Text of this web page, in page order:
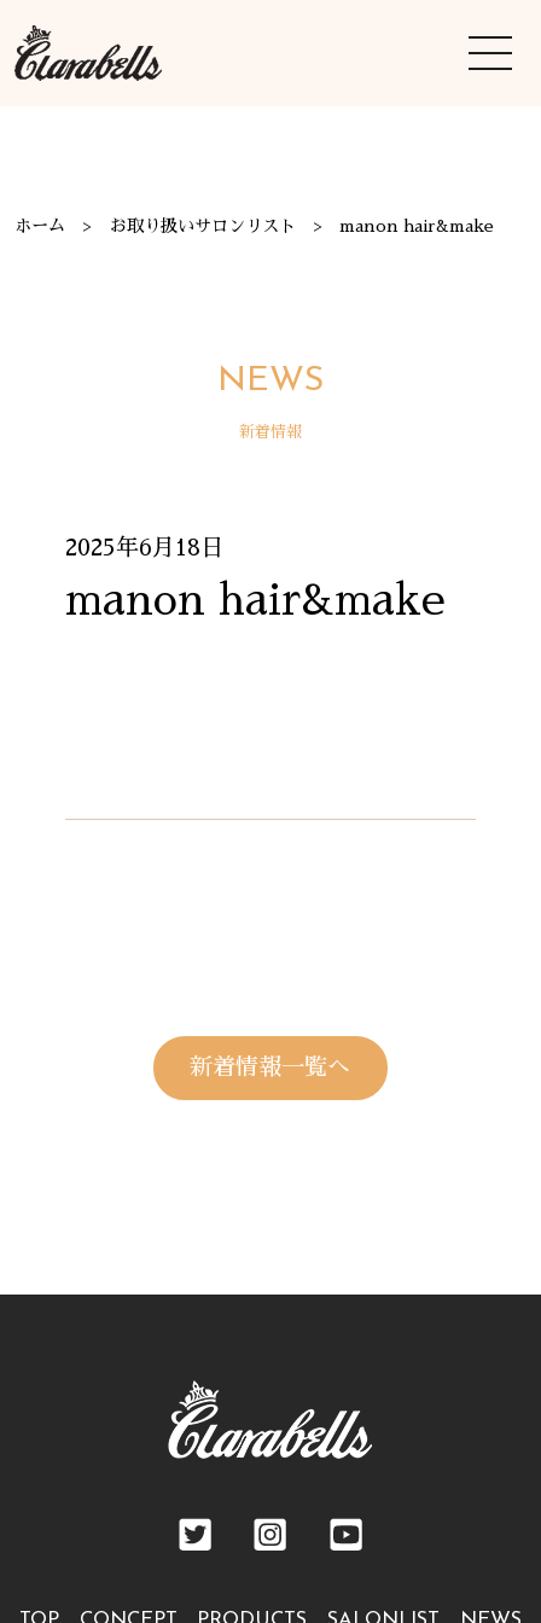
ホーム お取り扱いサロンリスト manon hair&make
NEWS
新着情報
2025年6月18日
manon hair&make
新着情報一覧へ